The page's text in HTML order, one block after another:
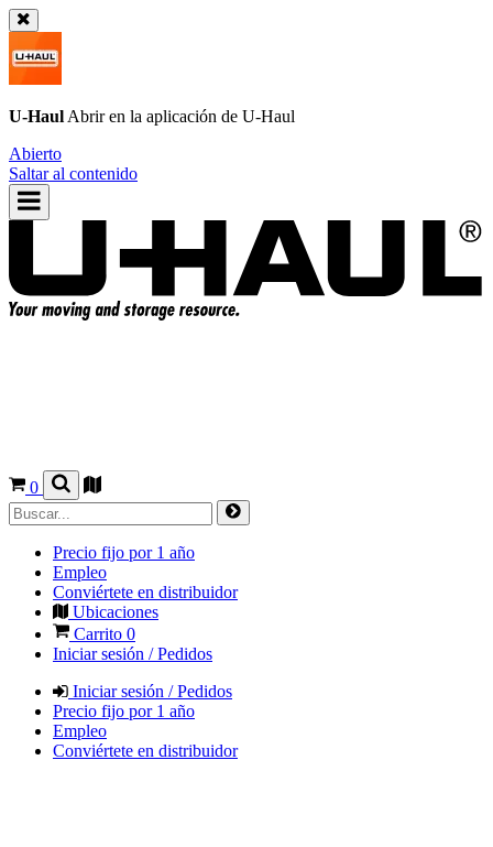
U-Haul Abrir en la aplicación de U-Haul
Abierto
Saltar al contenido
0
Precio fijo por 1 año
Empleo
Conviértete en distribuidor
Ubicaciones
Carrito 0
Iniciar sesión / Pedidos
Iniciar sesión / Pedidos
Precio fijo por 1 año
Empleo
Conviértete en distribuidor